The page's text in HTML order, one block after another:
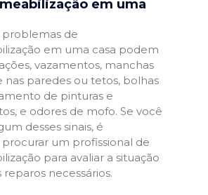
em uma
problemas de
em uma casa podem
vazamentos, manchas
nas paredes ou tetos, bolhas
de pinturas e
e odores de mofo. Se você
desses sinais, é
um profissional de
para avaliar a situação
reparos necessários.